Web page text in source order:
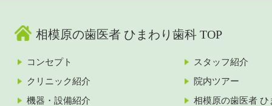
相模原の歯医者 ひまわり歯科 TOP
コンセプト
スタッフ紹介
クリニック紹介
院内ツアー
機器・設備紹介
相模原の歯医者 ひ